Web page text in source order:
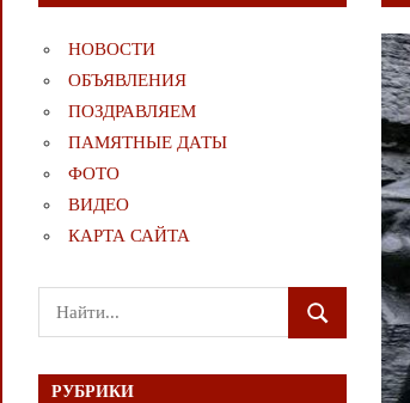
НОВОСТИ
ОБЪЯВЛЕНИЯ
ПОЗДРАВЛЯЕМ
ПАМЯТНЫЕ ДАТЫ
ФОТО
ВИДЕО
КАРТА САЙТА
Поиск
для:
ПОИСК
РУБРИКИ